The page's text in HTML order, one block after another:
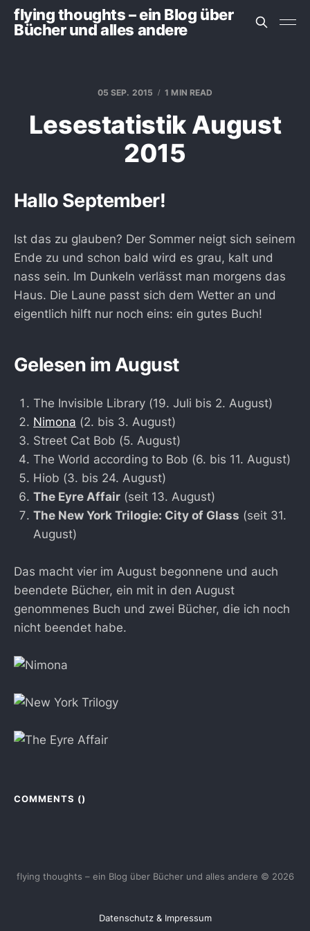
flying thoughts – ein Blog über
Bücher und alles andere
05 SEP. 2015 1 MIN READ
Lesestatistik August
2015
Hallo September!
Ist das zu glauben? Der Sommer neigt sich seinem
Ende zu und schon bald wird es grau, kalt und
nass sein. Im Dunkeln verlässt man morgens das
Haus. Die Laune passt sich dem Wetter an und
eigentlich hilft nur noch eins: ein gutes Buch!
Gelesen im August
The Invisible Library (19. Juli bis 2. August)
Nimona (2. bis 3. August)
Street Cat Bob (5. August)
The World according to Bob (6. bis 11. August)
Hiob (3. bis 24. August)
The Eyre Affair (seit 13. August)
The New York Trilogie: City of Glass (seit 31.
August)
Das macht vier im August begonnene und auch
beendete Bücher, ein mit in den August
genommenes Buch und zwei Bücher, die ich noch
nicht beendet habe.
COMMENTS ()
flying thoughts – ein Blog über Bücher und alles andere © 2026
Datenschutz & Impressum